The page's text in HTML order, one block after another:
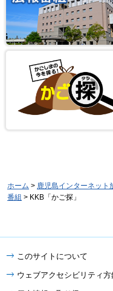
ホーム > 鹿児島インターネット
番組 > KKB「かご探」
このサイトについて
ウェブアクセシビリティ方